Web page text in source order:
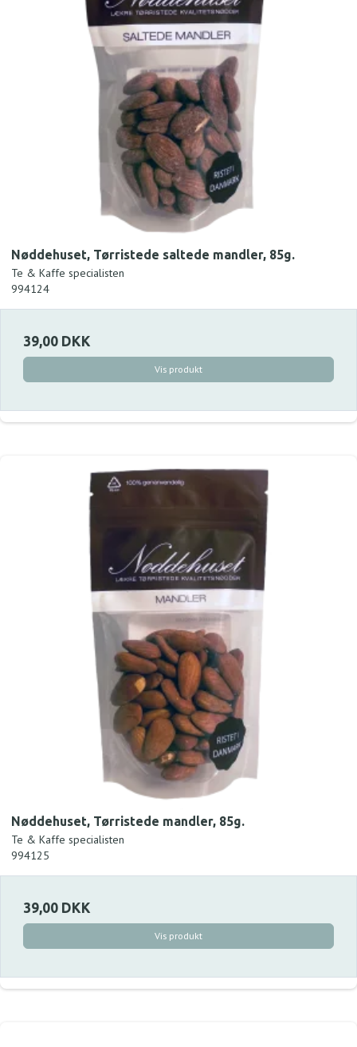
Nøddehuset, Tørristede saltede mandler, 85g.
Te & Kaffe specialisten
994124
39,00 DKK
Vis produkt
Nøddehuset, Tørristede mandler, 85g.
Te & Kaffe specialisten
994125
39,00 DKK
Vis produkt